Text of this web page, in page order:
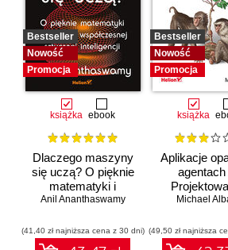
Bestseller
Nowość
Promocja
książka ebook
Dlaczego maszyny
się uczą? O pięknie
matematyki i
działaniu
sztucznej
Anil Ananthaswamy
(41,40 zł najniższa cena z 30 dni)
Bestseller
Nowość
Promocja
książka
Aplikacje
agentach
Michael
(49,50 zł najniższa